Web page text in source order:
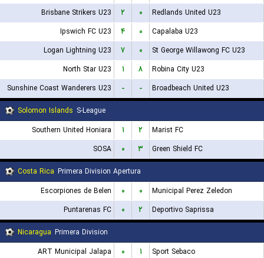
Brisbane Strikers U23
۲ ۰
Redlands United U23
Ipswich FC U23
۴ ۰
Capalaba U23
Logan Lightning U23
۷ ۰
St George Willawong FC U23
North Star U23
۱ ۸
Robina City U23
Sunshine Coast Wanderers U23
- -
Broadbeach United U23
Solomon Islands S-League
Southern United Honiara
۱ ۲
Marist FC
SOSA
۰ ۳
Green Shield FC
Costa Rica Primera Division Apertura
Escorpiones de Belen
۰ ۰
Municipal Perez Zeledon
Puntarenas FC
۰ ۲
Deportivo Saprissa
Nicaragua Primera Division
ART Municipal Jalapa
۰ ۱
Sport Sebaco